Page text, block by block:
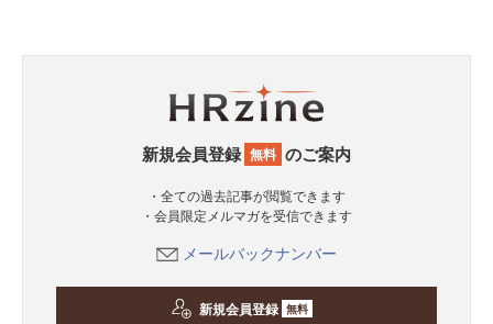
新規会員登録 無料 のご案内
・全ての過去記事が閲覧できます
・会員限定メルマガを受信できます
メールバックナンバー
新規会員登録 無料